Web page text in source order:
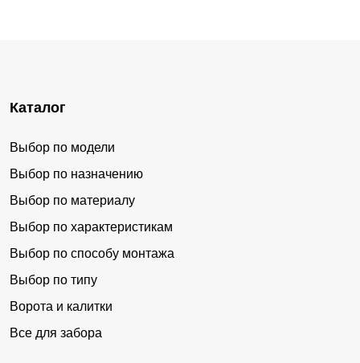
Каталог
Выбор по модели
Выбор по назначению
Выбор по материалу
Выбор по характеристикам
Выбор по способу монтажа
Выбор по типу
Ворота и калитки
Все для забора